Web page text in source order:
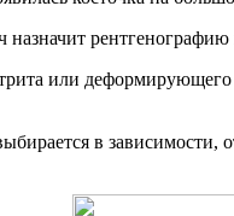
или деформирующего
в зависимости,